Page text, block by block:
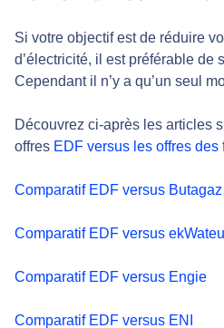
Si votre objectif est de réduire
d’électricité, il est préférable de
Cependant il n’y a qu’un seul
Découvrez ci-après les articles
offres EDF versus les offres
Comparatif EDF versus Butagaz
Comparatif EDF versus
Comparatif EDF versus Engie
Comparatif EDF versus ENI